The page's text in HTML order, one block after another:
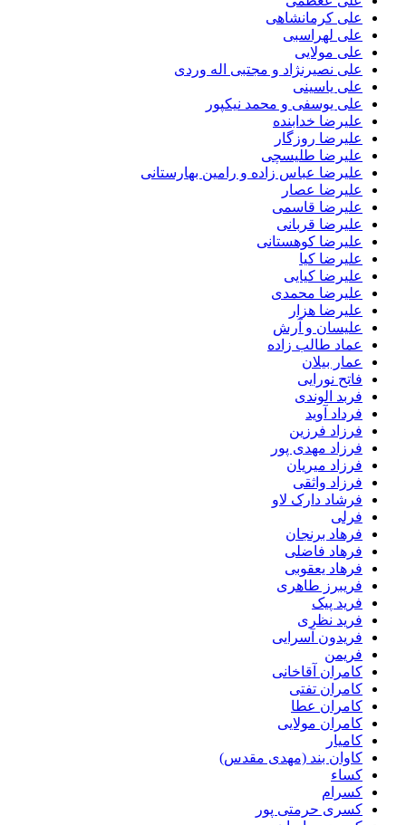
علی کرمانشاهی
علی لهراسبی
علی مولایی
علی نصیرنژاد و مجتبی اله وردی
علی یاسینی
علی یوسفی و محمد نیکپور
علیرضا خدابنده
علیرضا روزگار
علیرضا طلیسچی
علیرضا عباس زاده و رامین بهارستانی
علیرضا عصار
علیرضا قاسمی
علیرضا قربانی
علیرضا کوهستانی
علیرضا کیا
علیرضا کیایی
علیرضا محمدی
علیرضا هزار
علیسان و آرش
عماد طالب زاده
عمار بیلان
فاتح نورایی
فربد الوندی
فرداد آوید
فرزاد فرزین
فرزاد مهدی پور
فرزاد میریان
فرزاد واثقی
فرشاد دارک لاو
فرلی
فرهاد برنجان
فرهاد فاضلی
فرهاد یعقوبی
فریبرز طاهری
فرید پیک
فرید نظری
فریدون آسرایی
فریمن
کامران آقاخانی
کامران تفتی
کامران عطا
کامران مولایی
کامیار
کاوان بند (مهدی مقدس)
کساء
کسرام
کسری حرمتی پور